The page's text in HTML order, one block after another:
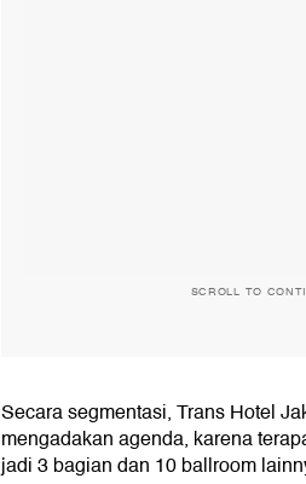
SCROLL TO
Secara segmentasi, Trans Hotel
mengadakan agenda, karena
jadi 3 bagian dan 10 ballroom